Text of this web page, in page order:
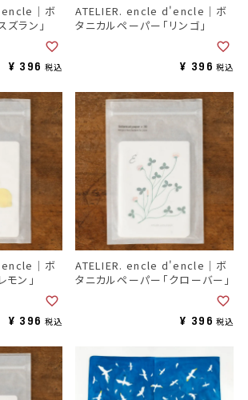
｜ボ
ズラン」
¥ 396 税込
ATELIER. encle d'encle｜ボ
タニカルペーパー「リンゴ」
¥ 396 税込
｜ボ
モン」
¥ 396 税込
ATELIER. encle d'encle｜ボ
タニカルペーパー「クローバー」
¥ 396 税込